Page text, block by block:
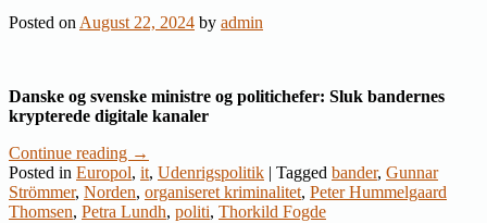
Posted onAugust 22, 2024 by admin
Danske og svenske ministre og politichefer: Sluk bandernes
krypterede digitale kanaler
Continue reading →
Posted in Europol, it, Udenrigspolitik | Tagged bander, Gunnar
Strömmer, Norden, organiseret kriminalitet, Peter Hummelgaard
Thomsen, Petra Lundh, politi, Thorkild Fogde